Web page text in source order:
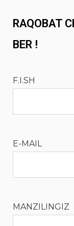
RAQOBAT
BER !
F.I.SH
E-MAIL
MANZILINGIZ